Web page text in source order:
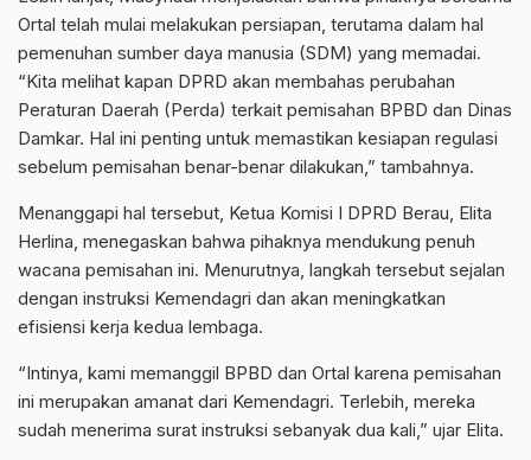
Ortal telah mulai melakukan persiapan, terutama dalam hal
pemenuhan sumber daya manusia (SDM) yang memadai.
“Kita melihat kapan DPRD akan membahas perubahan
Peraturan Daerah (Perda) terkait pemisahan BPBD dan Dinas
Damkar. Hal ini penting untuk memastikan kesiapan regulasi
sebelum pemisahan benar-benar dilakukan,” tambahnya.
Menanggapi hal tersebut, Ketua Komisi I DPRD Berau, Elita
Herlina, menegaskan bahwa pihaknya mendukung penuh
wacana pemisahan ini. Menurutnya, langkah tersebut sejalan
dengan instruksi Kemendagri dan akan meningkatkan
efisiensi kerja kedua lembaga.
“Intinya, kami memanggil BPBD dan Ortal karena pemisahan
ini merupakan amanat dari Kemendagri. Terlebih, mereka
sudah menerima surat instruksi sebanyak dua kali,” ujar Elita.